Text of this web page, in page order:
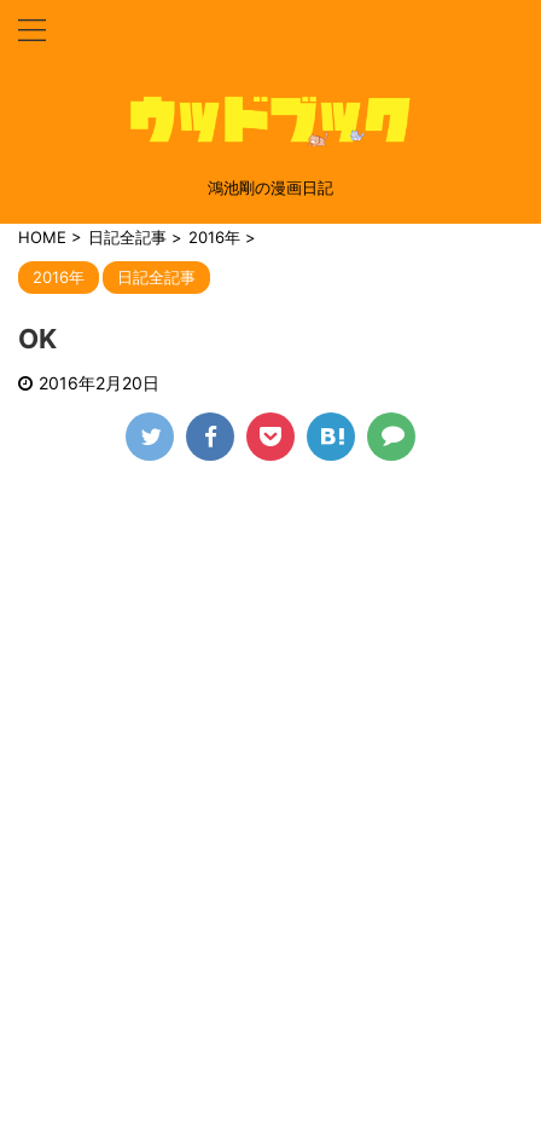
鴻池剛の漫画日記
HOME > 日記全記事 > 2016年 >
2016年 日記全記事
OK
2016年2月20日